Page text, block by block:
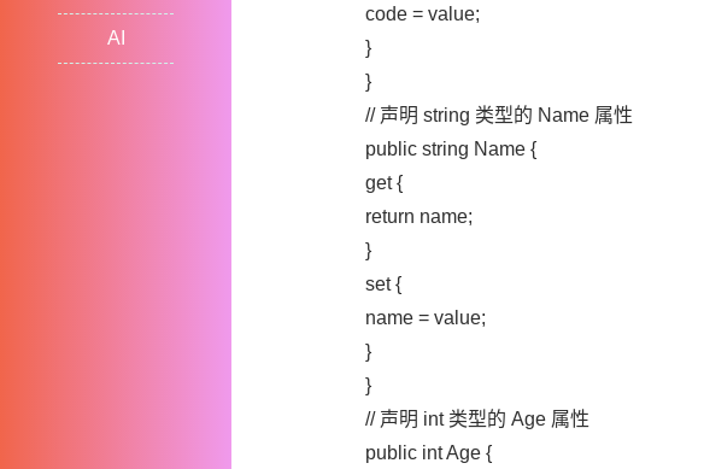
AI
code = value;
}
}
// 声明 string 类型的 Name 属性
public string Name {
get {
return name;
}
set {
name = value;
}
}
// 声明 int 类型的 Age 属性
public int Age {